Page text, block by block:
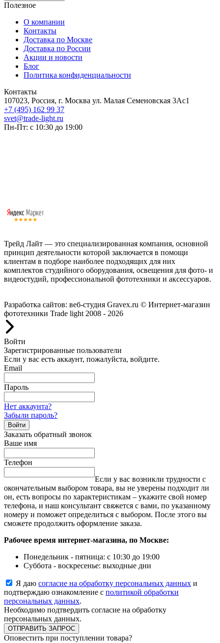
Полезное
О компании
Контакты
Доставка по Москве
Доставка по России
Акции и новости
Блог
Политика конфиденциальности
Контакты
107023, Россия, г. Москва ул. Малая Семеновская 3Ас1
+7 (495) 162 99 37
svet@trade-light.ru
Пн-Пт: с 10:30 до 19:00
Трейд Лайт — это специализированная компания, основной
принцип деятельности которой заключается в помощи
клиентам в подборе наиболее подходящих для них
комплектов студийного оборудования, освещения для фото- и
видеостудий, профессиональной фототехники и аксессуаров.
Разработка сайтов: веб-студия Gravex.ru © Интернет-магазин
фототехники Trade light 2008 - 2026
Войти
Зарегистрированные пользователи
Если у вас есть аккаунт, пожалуйста, войдите.
Email
Пароль
Нет аккаунта?
Забыли пароль?
Войти
Заказать обратный звонок
Ваше имя
Телефон
Если у вас возникли трудности с
окончательным выбором товара, вы не уверены подходит ли
он, есть вопросы по характеристикам – укажите свой номер
телефона, и наш консультант свяжется с вами, по указанному
номеру и поможет определиться с выбором. После этого вы
сможете продолжить оформление заказа.
Рабочее время интернет-магазина, по Москве:
Понедельник - пятница: с 10:30 до 19:00
Суббота - воскресенье: выходные дни
Я даю согласие на обработку персональных данных и
подтверждаю ознакомление с политикой обработки
персональных данных.
Необходимо подтвердить согласие на обработку
персональных данных.
ОТПРАВИТЬ ЗАПРОС
Оповестить при поступлении товара?